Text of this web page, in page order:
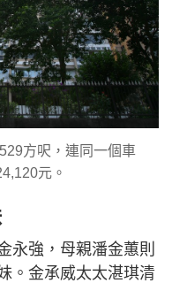
方呎，連同一個車
元。
永強，母親潘金蕙則
。金承威太太湛琪清